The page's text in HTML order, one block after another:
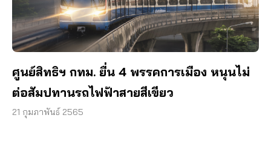
ศูนย์สิทธิฯ กทม. ยื่น 4 พรรคการเมือง หนุนไม่
ต่อสัมปทานรถไฟฟ้าสายสีเขียว
21 กุมภาพันธ์ 2565